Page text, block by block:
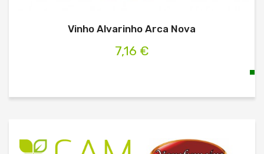
Vinho Alvarinho Arca Nova
7,16 €